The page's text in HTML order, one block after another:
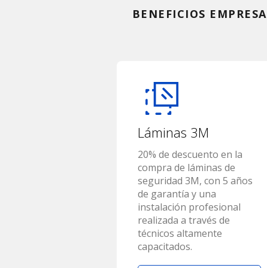
BENEFICIOS EMPRESA
Láminas 3M
20% de descuento en la
compra de láminas de
seguridad 3M, con 5 años
de garantía y una
instalación profesional
realizada a través de
técnicos altamente
capacitados.